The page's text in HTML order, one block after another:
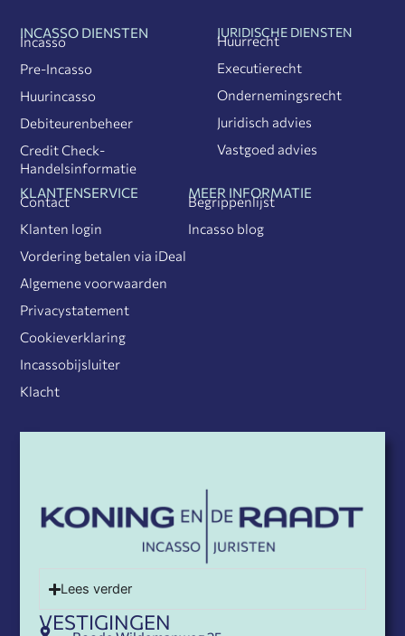
INCASSO DIENSTEN
Incasso
Pre-Incasso
Huurincasso
Debiteurenbeheer
Credit Check-
Handelsinformatie
JURIDISCHE DIENSTEN
Huurrecht
Executierecht
Ondernemingsrecht
Juridisch advies
Vastgoed advies
KLANTENSERVICE
Contact
Klanten login
Vordering betalen via iDeal
Algemene voorwaarden
Privacystatement
Cookieverklaring
Incassobijsluiter
Klacht
MEER INFORMATIE
Begrippenlijst
Incasso blog
Lees verder
VESTIGINGEN